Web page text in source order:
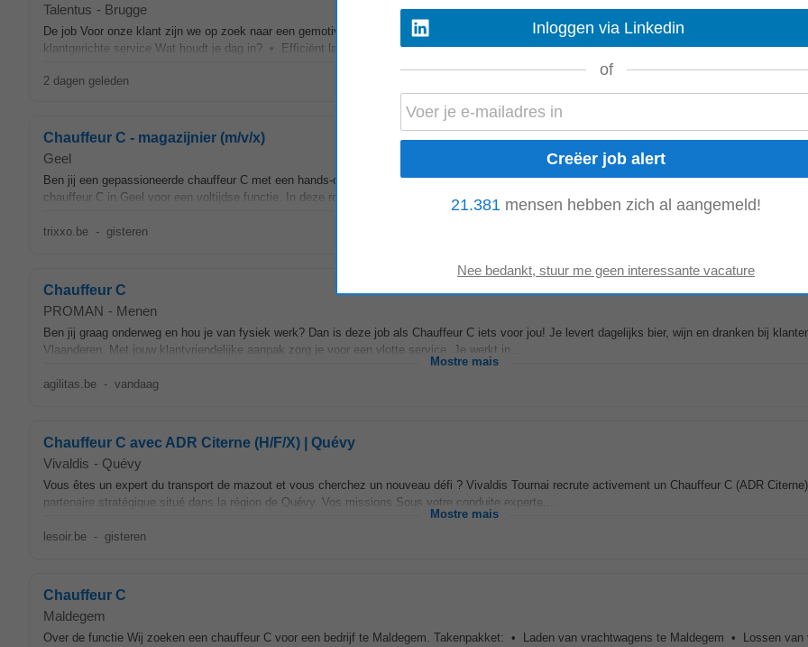
Talentus - Brugge
De job Voor onze klant zijn we op zoek naar een gemotiveerde Chauffeur C. Je staat in voor het leveren van goederen bij klanten en zorgt voor een
klantgerichte service.Wat houdt je dag in? • Efficiënt laden van de bestelwagen volgens...
2 dagen geleden
Chauffeur C - magazijnier (m/v/x)
Geel
Ben jij een gepassioneerde chauffeur C met een hands-on mentaliteit? Voor onze klant, een toonaangevende speler in de bouwmaterialen sector,
chauffeur C in Geel voor een voltijdse functie. In deze rol krijg je de kans om deel uit te...
Mostre mais
trixxo.be - gisteren
Chauffeur C
PROMAN - Menen
Ben jij graag onderweg en hou je van fysiek werk? Dan is deze job als Chauffeur C iets voor jou! Je levert dagelijks bier, wijn en dranken bij
Vlaanderen. Met jouw klantvriendelijke aanpak zorg je voor een vlotte service. Je werkt in...
Mostre mais
agilitas.be - vandaag
Chauffeur C avec ADR Citerne (H/F/X) | Quévy
Vivaldis - Quévy
Vous êtes un expert du transport de mazout et vous cherchez un nouveau défi ? Vivaldis Tournai recrute activement un Chauffeur C (ADR
partenaire stratégique situé dans la région de Quévy. Vos missions Sous votre conduite experte,...
Mostre mais
lesoir.be - gisteren
Chauffeur C
Maldegem
Over de functie Wij zoeken een chauffeur C voor een bedrijf te Maldegem. Takenpakket: • Laden van vrachtwagens te Maldegem • Lossen van
Inloggen via Linkedin
of
21.381 mensen hebben zich al aangemeld!